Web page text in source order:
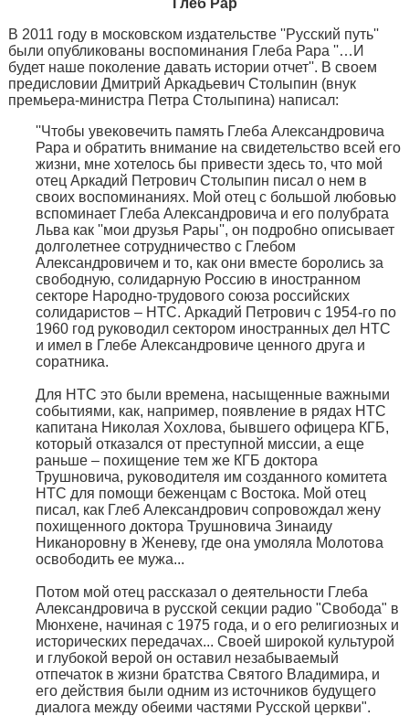
В 2011 году в московском издательстве ''Русский путь''
были опубликованы воспоминания Глеба Рара ''…И
будет наше поколение давать истории отчет''. В своем
предисловии Дмитрий Аркадьевич Столыпин (внук
премьера-министра Петра Столыпина) написал:
''Чтобы увековечить память Глеба Александровича
Рара и обратить внимание на свидетельство всей его
жизни, мне хотелось бы привести здесь то, что мой
отец Аркадий Петрович Столыпин писал о нем в
своих воспоминаниях. Мой отец с большой любовью
вспоминает Глеба Александровича и его полубрата
Льва как ''мои друзья Рары'', он подробно описывает
долголетнее сотрудничество с Глебом
Александровичем и то, как они вместе боролись за
свободную, солидарную Россию в иностранном
секторе Народно-трудового союза российских
солидаристов – НТС. Аркадий Петрович с 1954-го по
1960 год руководил сектором иностранных дел НТС
и имел в Глебе Александровиче ценного друга и
соратника.
Для НТС это были времена, насыщенные важными
событиями, как, например, появление в рядах НТС
капитана Николая Хохлова, бывшего офицера КГБ,
который отказался от преступной миссии, а еще
раньше – похищение тем же КГБ доктора
Трушновича, руководителя им созданного комитета
НТС для помощи беженцам с Востока. Мой отец
писал, как Глеб Александрович сопровождал жену
похищенного доктора Трушновича Зинаиду
Никаноровну в Женеву, где она умоляла Молотова
освободить ее мужа...
Потом мой отец рассказал о деятельности Глеба
Александровича в русской секции радио "Свобода" в
Мюнхене, начиная с 1975 года, и о его религиозных и
исторических передачах... Своей широкой культурой
и глубокой верой он оставил незабываемый
отпечаток в жизни братства Святого Владимира, и
его действия были одним из источников будущего
диалога между обеими частями Русской церкви".